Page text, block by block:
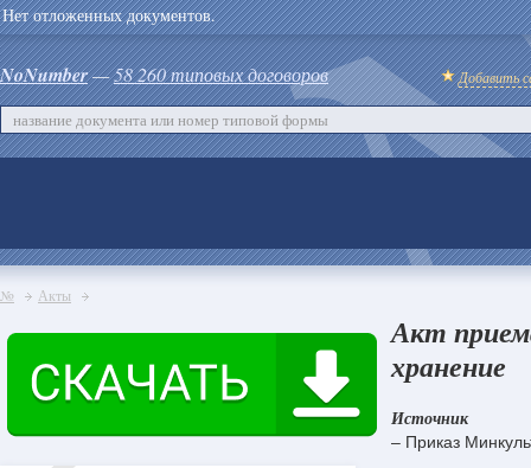
Нет отложенных документов.
NoNumber—58 260 типовых договоров Добавить
№ Акты
Акт
хранение
Источник
– Приказ